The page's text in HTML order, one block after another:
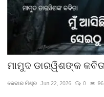
ମାମୁଦ ଡାରୱିଶଙ୍କ
କେଦାର ମିଶ୍ର Jun 22, 2026 0 96